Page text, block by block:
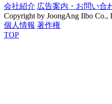
会社紹介 広告案内・お問い合
Copyright by JoongAng Ilbo Co.,
個人情報 著作権
TOP